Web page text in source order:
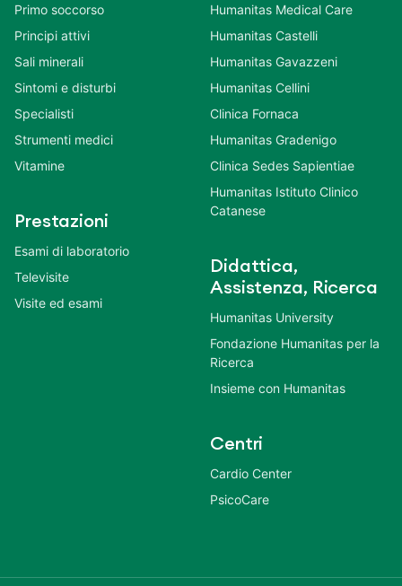
Primo soccorso
Principi attivi
Sali minerali
Sintomi e disturbi
Specialisti
Strumenti medici
Vitamine
Prestazioni
Esami di laboratorio
Televisite
Visite ed esami
Humanitas Medical Care
Humanitas Castelli
Humanitas Gavazzeni
Humanitas Cellini
Clinica Fornaca
Humanitas Gradenigo
Clinica Sedes Sapientiae
Humanitas Istituto Clinico
Catanese
Didattica,
Assistenza, Ricerca
Humanitas University
Fondazione Humanitas per la
Ricerca
Insieme con Humanitas
Centri
Cardio Center
PsicoCare